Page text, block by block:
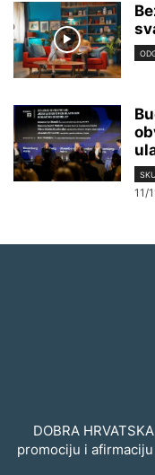
11/
DOBRA
promociju i